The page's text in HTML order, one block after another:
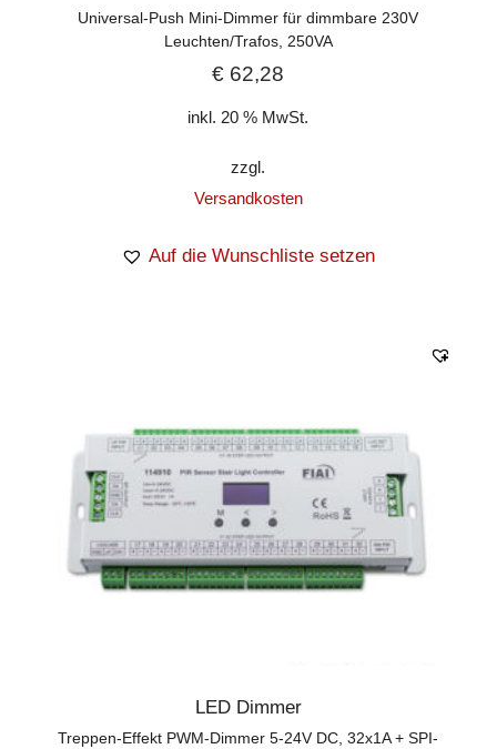
Universal-Push Mini-Dimmer für dimmbare 230V
Leuchten/Trafos, 250VA
€ 62,28
inkl. 20 % MwSt.
zzgl.
Versandkosten
Auf die Wunschliste setzen
LED Dimmer
Treppen-Effekt PWM-Dimmer 5-24V DC, 32x1A + SPI-